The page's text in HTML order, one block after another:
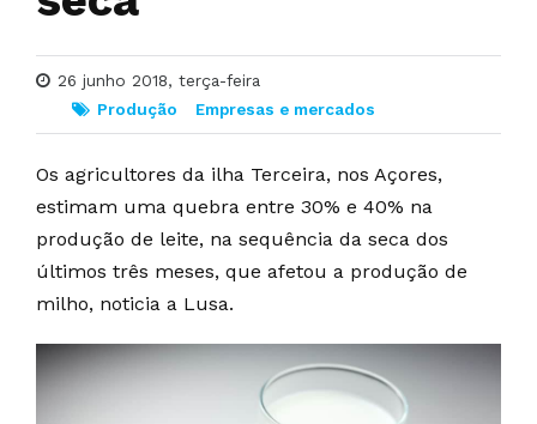
26 junho 2018, terça-feira
Produção
Empresas e mercados
Os agricultores da ilha Terceira, nos Açores,
estimam uma quebra entre 30% e 40% na
produção de leite, na sequência da seca dos
últimos três meses, que afetou a produção de
milho, noticia a Lusa.